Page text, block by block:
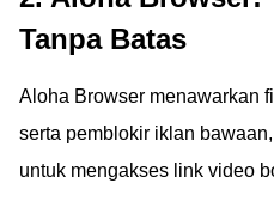
Tanpa Batas
Aloha Browser menawarkan
serta pemblokir iklan
untuk mengakses link video